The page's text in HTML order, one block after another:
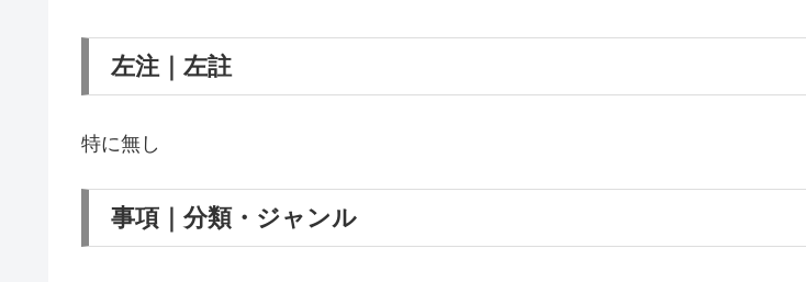
左注｜左註
特に無し
事項｜分類・ジャンル